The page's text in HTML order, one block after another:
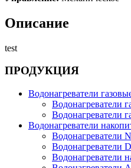
Описание
test
ПРОДУКЦИЯ
Водонагреватели
Водонагреватели
Водонагреватели
Водонагреватели
Водонагреватели
Водонагреватели
Водонагреватели